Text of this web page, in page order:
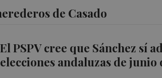
de Casado
El PSPV cree que Sánchez sí
elecciones andaluzas de junio